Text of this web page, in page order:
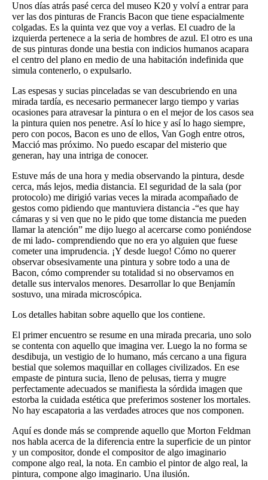
Unos días atrás pasé cerca del museo K20 y volví a entrar para
ver las dos pinturas de Francis Bacon que tiene espacialmente
colgadas. Es la quinta vez que voy a verlas. El cuadro de la
izquierda pertenece a la seria de hombres de azul. El otro es una
de sus pinturas donde una bestia con indicios humanos acapara
el centro del plano en medio de una habitación indefinida que
simula contenerlo, o expulsarlo.
Las espesas y sucias pinceladas se van descubriendo en una
mirada tardía, es necesario permanecer largo tiempo y varias
ocasiones para atravesar la pintura o en el mejor de los casos sea
la pintura quien nos penetre. Así lo hice y así lo hago siempre,
pero con pocos, Bacon es uno de ellos, Van Gogh entre otros,
Macció mas próximo. No puedo escapar del misterio que
generan, hay una intriga de conocer.
Estuve más de una hora y media observando la pintura, desde
cerca, más lejos, media distancia. El seguridad de la sala (por
protocolo) me dirigió varias veces la mirada acompañado de
gestos como pidiendo que mantuviera distancia -“es que hay
cámaras y si ven que no le pido que tome distancia me pueden
llamar la atención” me dijo luego al acercarse como poniéndose
de mi lado- comprendiendo que no era yo alguien que fuese
cometer una imprudencia. ¡Y desde luego! Cómo no querer
observar obsesivamente una pintura y sobre todo a una de
Bacon, cómo comprender su totalidad si no observamos en
detalle sus intervalos menores. Desarrollar lo que Benjamín
sostuvo, una mirada microscópica.
Los detalles habitan sobre aquello que los contiene.
El primer encuentro se resume en una mirada precaria, uno solo
se contenta con aquello que imagina ver. Luego la no forma se
desdibuja, un vestigio de lo humano, más cercano a una figura
bestial que solemos maquillar en collages civilizados. En ese
empaste de pintura sucia, lleno de pelusas, tierra y mugre
perfectamente adecuados se manifiesta la sórdida imagen que
estorba la cuidada estética que preferimos sostener los mortales.
No hay escapatoria a las verdades atroces que nos componen.
Aquí es donde más se comprende aquello que Morton Feldman
nos habla acerca de la diferencia entre la superficie de un pintor
y un compositor, donde el compositor de algo imaginario
compone algo real, la nota. En cambio el pintor de algo real, la
pintura, compone algo imaginario. Una ilusión.